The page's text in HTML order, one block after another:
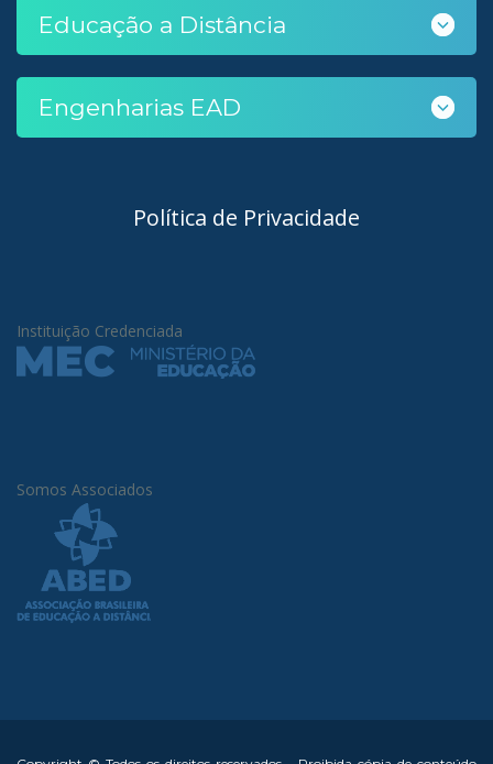
Educação a Distância
Engenharias EAD
Política de Privacidade
Instituição Credenciada
Somos Associados